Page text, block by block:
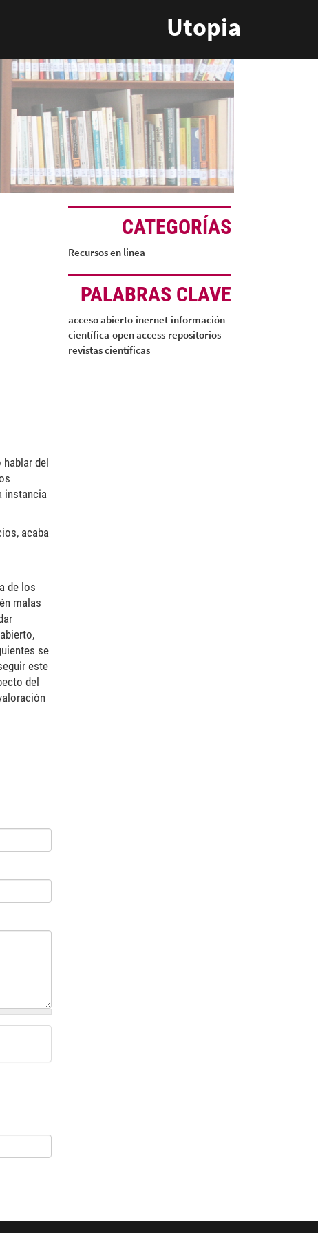
Utopia
del
instancia
acaba
de los
malas
se
este
del
CATEGORÍAS
Recursos en linea
PALABRAS CLAVE
acceso abierto inernet información
científica open access repositorios
revistas científicas